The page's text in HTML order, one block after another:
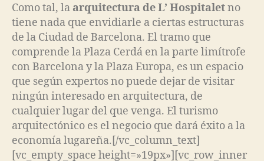
Como tal, la arquitectura de L’ Hospitaletno
tiene nada que envidiarle a ciertas estructuras
de la Ciudad de Barcelona. El tramo que
comprende la Plaza Cerdá en la parte limítrofe
con Barcelona y la Plaza Europa, es un espacio
que según expertos no puede dejar de visitar
ningún interesado en arquitectura, de
cualquier lugar del que venga. El turismo
arquitectónico es el negocio que dará éxito a la
economía lugareña.[/vc_column_text]
[vc_empty_space height=»19px»][vc_row_inner